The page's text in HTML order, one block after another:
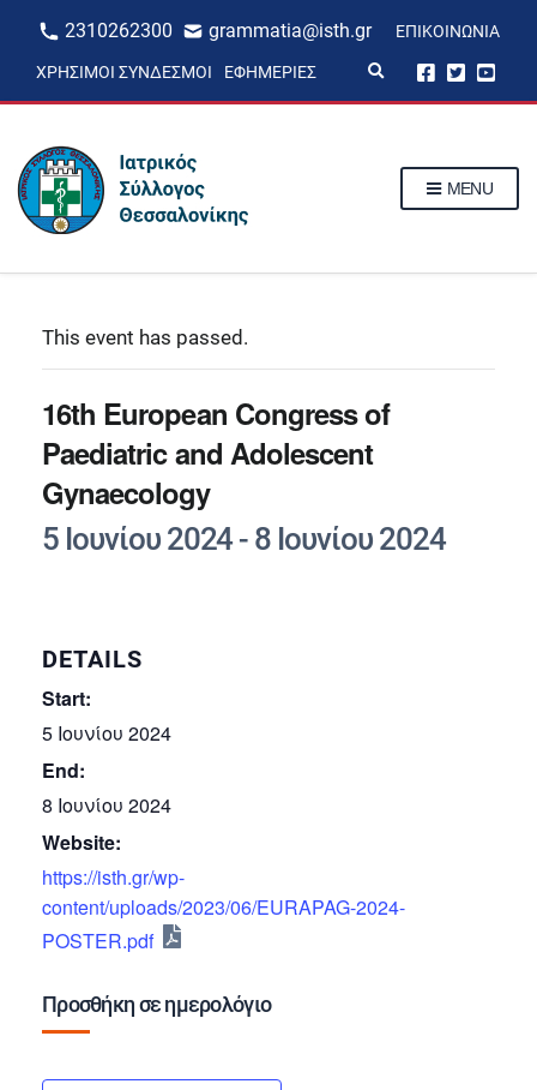
2310262300 grammatia@isth.gr ΕΠΙΚΟΙΝΩΝΊΑ
ΧΡΉΣΙΜΟΙ ΣΎΝΔΕΣΜΟΙ ΕΦΗΜΕΡΊΕΣ
p
MENU
This event has passed.
16th European Congress of
Paediatric and Adolescent
Gynaecology
5 Ιουνίου 2024 - 8 Ιουνίου 2024
DETAILS
Start:
5 Ιουνίου 2024
End:
8 Ιουνίου 2024
Website:
https://isth.gr/wp-
content/uploads/2023/06/EURAPAG-2024-
POSTER.pdf
Προσθήκη σε ημερολόγιο